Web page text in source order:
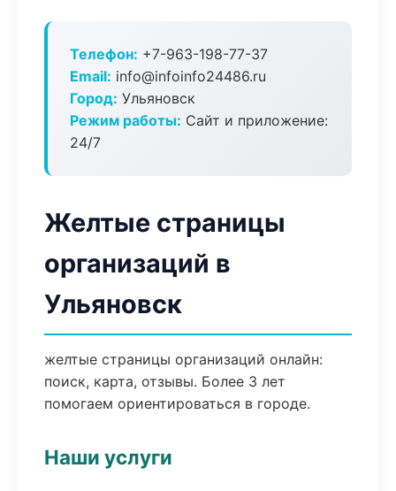
Телефон: +7-963-198-77-37
Email: info@infoinfo24486.ru
Город: Ульяновск
Режим работы: Сайт и приложение:
24/7
Желтые страницы
организаций в
Ульяновск
желтые страницы организаций онлайн:
поиск, карта, отзывы. Более 3 лет
помогаем ориентироваться в городе.
Наши услуги